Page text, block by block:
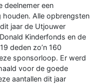
deelnemer een
Alle opbrengsten
jaar de Utjouwer
Kinderfonds en de
deden zo’n 160
sponsorloop. Er werd
voor de goede
aantallen dit jaar